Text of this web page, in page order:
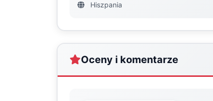
Hiszpania
Oceny i komentarze